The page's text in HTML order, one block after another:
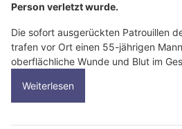
Person verletzt wurde.
Die sofort ausgerückten Patrouillen
trafen vor Ort einen 55-jährigen
oberflächliche Wunde und Blut im
Weiterlesen